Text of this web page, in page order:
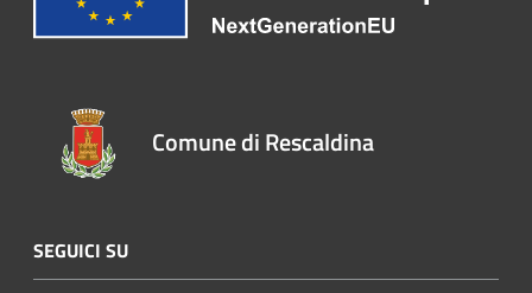
Comune di Rescaldina
SEGUICI SU